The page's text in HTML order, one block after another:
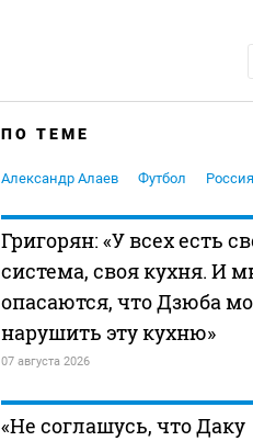
ПО ТЕМЕ
Александр Алаев Футбол Россия
Григорян: «У всех есть
система, своя кухня. И
опасаются, что Дзюба
нарушить эту кухню»
07 августа 2026
«Не соглашусь, что Даку